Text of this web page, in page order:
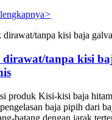
>
tanpa kisi
produk Kisi-kisi baja
baja pipih dari
batang dengan jarak